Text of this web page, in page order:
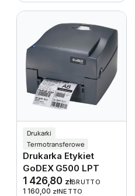
Drukarki
Termotransferowe
Drukarka Etykiet
GoDEX G500 LPT
1 426,80 złBRUTTO
1 160,00 złNETTO